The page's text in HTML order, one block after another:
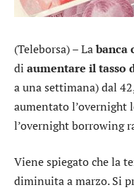
(Teleborsa) – Labanca
di aumentare il tasso
a una settimana) dal
aumentato l’overnight
l’overnight borrowing
Viene spiegato che la
diminuita a marzo. Si